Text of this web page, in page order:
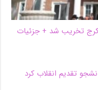
تخریب شد + جزئیات